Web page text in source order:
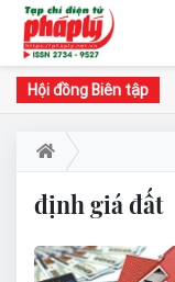
Hội đồng Biên tập
- Chủ tịch Hội đồng
định giá đất